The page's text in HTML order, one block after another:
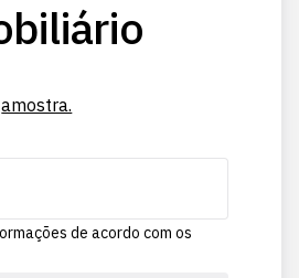
amostra.
de acordo com os